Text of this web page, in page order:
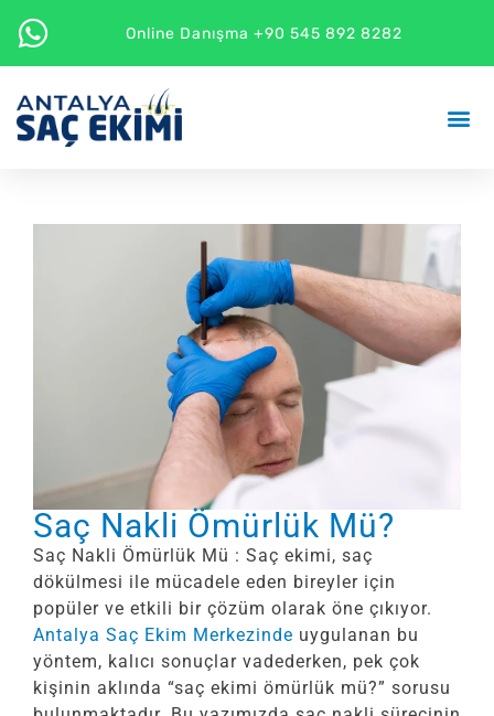
Online Danışma +90 545 892 8282
Saç Nakli Ömürlük Mü?
Saç Nakli Ömürlük Mü : Saç ekimi, saç
dökülmesi ile mücadele eden bireyler için
popüler ve etkili bir çözüm olarak öne çıkıyor.
Antalya Saç Ekim Merkezinde uygulanan bu
yöntem, kalıcı sonuçlar vadederken, pek çok
kişinin aklında “saç ekimi ömürlük mü?” sorusu